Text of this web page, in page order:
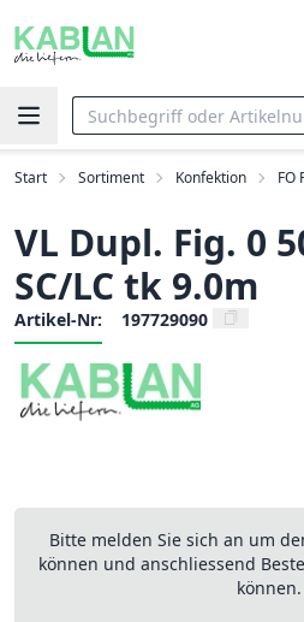
Start Sortiment Konfektion FO
VL Dupl. Fig. 0
SC/LC tk 9.0m
Artikel-Nr: 197729090
Bitte melden Sie sich an um
können und anschliessend
können.